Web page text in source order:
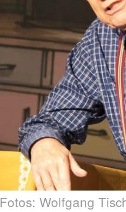
Fotos: Wolfgang